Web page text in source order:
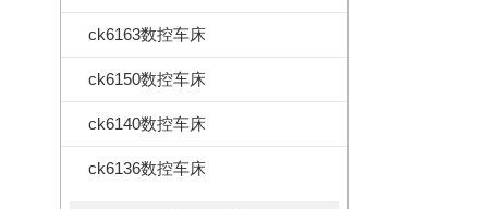
ck6163数控车床
ck6150数控车床
ck6140数控车床
ck6136数控车床